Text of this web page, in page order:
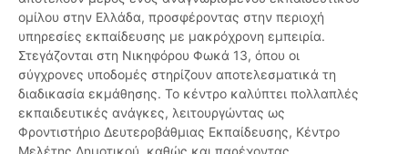
ομίλου στην Ελλάδα, προσφέροντας στην περιοχή
υπηρεσίες εκπαίδευσης με μακρόχρονη εμπειρία.
Στεγάζονται στη Νικηφόρου Φωκά 13, όπου οι
σύγχρονες υποδομές στηρίζουν αποτελεσματικά τη
διαδικασία εκμάθησης. Το κέντρο καλύπτει πολλαπλές
εκπαιδευτικές ανάγκες, λειτουργώντας ως
Φροντιστήριο Δευτεροβάθμιας Εκπαίδευσης, Κέντρο
Μελέτης Δημοτικού, καθώς και παρέχοντας